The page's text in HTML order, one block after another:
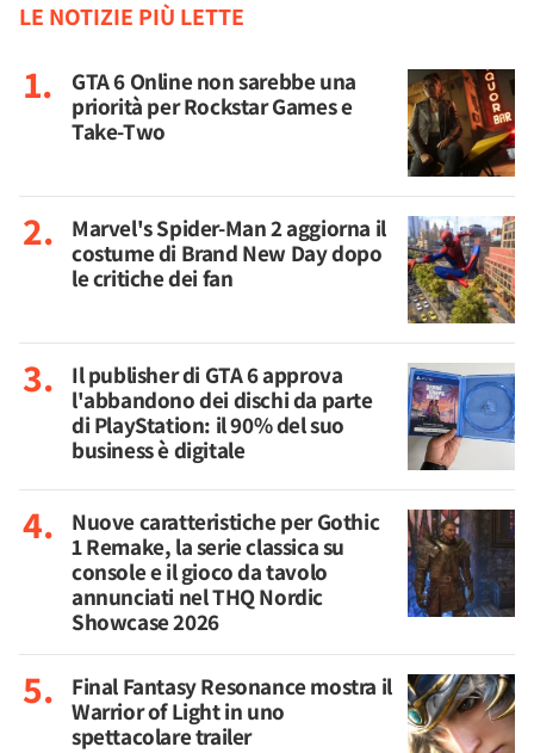
LE NOTIZIE PIÙ LETTE
GTA 6 Online non sarebbe una
priorità per Rockstar Games e
Take-Two
Marvel's Spider-Man 2 aggiorna il
costume di Brand New Day dopo
le critiche dei fan
Il publisher di GTA 6 approva
l'abbandono dei dischi da parte
di PlayStation: il 90% del suo
business è digitale
Nuove caratteristiche per Gothic
1 Remake, la serie classica su
console e il gioco da tavolo
annunciati nel THQ Nordic
Showcase 2026
Final Fantasy Resonance mostra il
Warrior of Light in uno
spettacolare trailer